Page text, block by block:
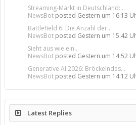
Streaming-Markt in Deutschland:...
NewsBot posted Gestern um 16:13
Battlefield 6: Die Anzahl der...
NewsBot posted Gestern um 15:42
Sieht aus wie ein...
NewsBot posted Gestern um 14:52
Generative AI 2026: Bröckelndes...
NewsBot posted Gestern um 14:12
Latest Replies